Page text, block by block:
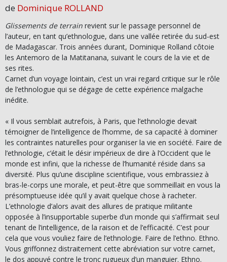
de Dominique ROLLAND
Glissements de terrain revient sur le passage personnel de
l’auteur, en tant qu’ethnologue, dans une vallée retirée du sud-est
de Madagascar. Trois années durant, Dominique Rolland côtoie
les Antemoro de la Matitanana, suivant le cours de la vie et de
ses rites.
Carnet d’un voyage lointain, c’est un vrai regard critique sur le rôle
de l’ethnologue qui se dégage de cette expérience malgache
inédite.
« Il vous semblait autrefois, à Paris, que l’ethnologie devait
témoigner de l’intelligence de l’homme, de sa capacité à dominer
les contraintes naturelles pour organiser la vie en société. Faire de
l’ethnologie, c’était le désir impérieux de dire à l’Occident que le
monde est infini, que la richesse de l’humanité réside dans sa
diversité. Plus qu’une discipline scientifique, vous embrassiez à
bras-le-corps une morale, et peut-être que sommeillait en vous la
présomptueuse idée qu’il y avait quelque chose à racheter.
L’ethnologie d’alors avait des allures de pratique militante
opposée à l’insupportable superbe d’un monde qui s’affirmait seul
tenant de l’intelligence, de la raison et de l’efficacité. C’est pour
cela que vous vouliez faire de l’ethnologie. Faire de l’ethno. Ethno.
Vous griffonnez distraitement cette abréviation sur votre carnet,
le dos appuyé contre le tronc rugueux d’un manguier. Ethno.